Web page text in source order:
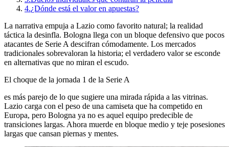
4.¿Dónde está el valor en apuestas?
La narrativa empuja a Lazio como favorito natural; la realidad
táctica la desinfla. Bologna llega con un bloque defensivo que pocos
atacantes de Serie A descifran cómodamente. Los mercados
tradicionales sobrevaloran la historia; el verdadero valor se esconde
en alternativas que no miran el escudo.
El choque de la jornada 1 de la Serie A
es más parejo de lo que sugiere una mirada rápida a las vitrinas.
Lazio carga con el peso de una camiseta que ha competido en
Europa, pero Bologna ya no es aquel equipo predecible de
transiciones largas. Ahora muerde en bloque medio y teje posesiones
largas que cansan piernas y mentes.